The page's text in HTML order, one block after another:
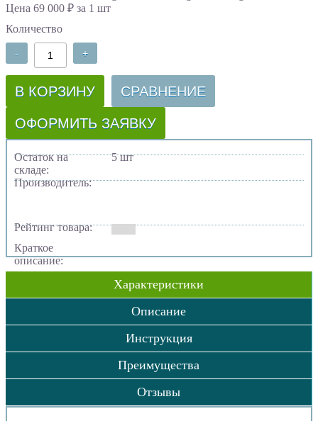
Цена 69 000 ₽ за 1 шт
Количество
- +
В КОРЗИНУ СРАВНЕНИЕ
ОФОРМИТЬ ЗАЯВКУ
Остаток на
складе:
5 шт
Производитель:
Рейтинг товара:
Краткое
описание:
Характеристики
Описание
Инструкция
Преимущества
Отзывы